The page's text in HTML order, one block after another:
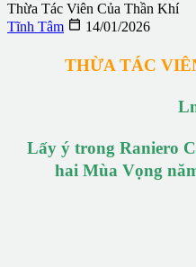
Thừa Tác Viên Của Thần Khí
Tĩnh Tâm  14/01/2026
THỪA TÁC
Lấy ý trong Raniero
hai Mùa Vọng